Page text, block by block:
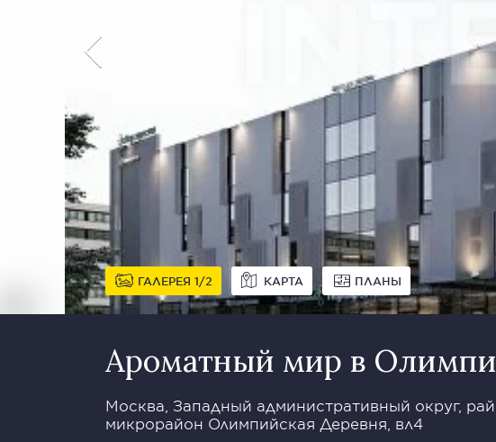
ГАЛЕРЕЯ 1 2 КАРТА ПЛАНЫ
Ароматный мир в
Москва, Западный административный округ,
микрорайон Олимпийская Деревня, вл4